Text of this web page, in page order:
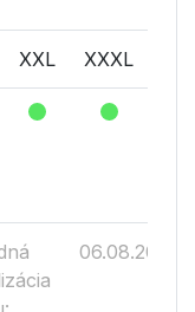
XXL XXXL
06.08.2026